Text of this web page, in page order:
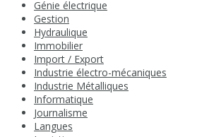
Génie électrique
Gestion
Hydraulique
Immobilier
Import / Export
Industrie électro-mécaniques
Industrie Métalliques
Informatique
Journalisme
Langues